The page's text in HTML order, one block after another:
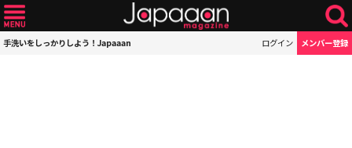
手洗いをしっかりしよう！Japaaan ログイン メンバー登録